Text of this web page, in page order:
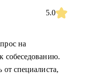
5.0
на
собеседованию.
от специалиста,